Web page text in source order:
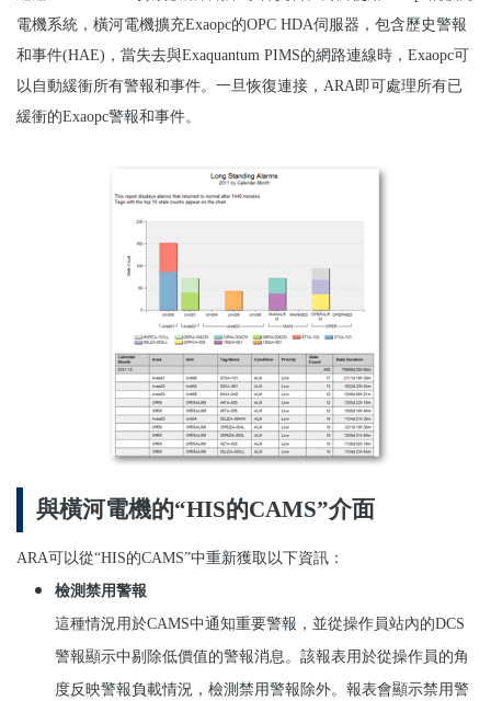
電機系統，橫河電機擴充Exaopc的OPC HDA伺服器，包含歷史警報
和事件(HAE)，當失去與Exaquantum PIMS的網路連線時，Exaopc可
以自動緩衝所有警報和事件。一旦恢復連接，ARA即可處理所有已
緩衝的Exaopc警報和事件。
與橫河電機的“HIS的CAMS”介面
ARA可以從“HIS的CAMS”中重新獲取以下資訊：
檢測禁用警報
這種情況用於CAMS中通知重要警報，並從操作員站內的DCS
警報顯示中剔除低價值的警報消息。 該報表用於從操作員的角
度反映警報負載情況，檢測禁用警報除外。報表會顯示禁用警